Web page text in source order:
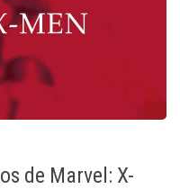
de Marvel: X-